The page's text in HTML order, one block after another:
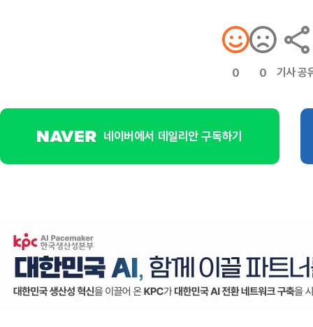
0 0 기사 공
네이버에서 데일리안 구독하기